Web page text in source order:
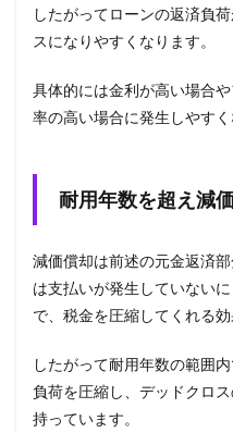
したがってローンの返済負
スになりやすくなります。
具体的には金利が高い場合
率の高い場合に発生しやすく
耐用年数を超え減
減価償却は前述の元金返済
は支払いが発生していない
で、税金を圧縮してくれる効
したがって耐用年数の範囲
負荷を圧縮し、デッドクロ
持っています。